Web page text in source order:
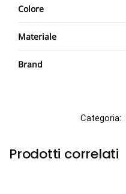
Colore
Materiale
Brand
Categoria:
Prodotti correlati